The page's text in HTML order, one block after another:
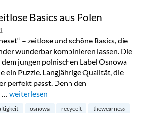
Basics aus Polen
– zeitlose und schöne Basics, die
wunderbar kombinieren lassen. Die
jungen polnischen Label Osnowa
ein Puzzle. Langjährige Qualität, die
perfekt passt. Denn den
… „Osnowa: zeitlose Basics aus Polen“
weiterlesen
osnowa recycelt
thewearness